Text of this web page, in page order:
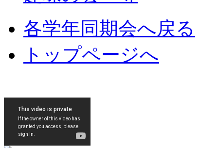
各学年同期会へ戻る
トップページへ